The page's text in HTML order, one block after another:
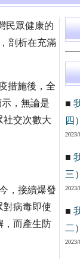
民眾健康的
剖析在充滿
措施後，全
，無論是
社交次數大
，接續爆發
對病毒即使
，而產生防
■
四
2023/
■
三
2023/
■
二
2023/